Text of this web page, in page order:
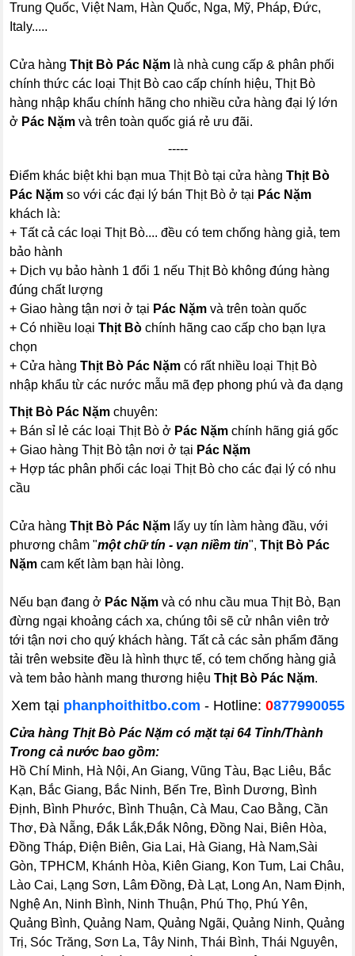
Trung Quốc, Việt Nam, Hàn Quốc, Nga, Mỹ, Pháp, Đức,
Italy.....
Cửa hàngThịt Bò Pác Nặm là nhà cung cấp & phân phối
chính thức các loại Thịt Bò cao cấp chính hiệu, Thịt Bò
hàng nhập khẩu chính hãng cho nhiều cửa hàng đại lý lớn
ở Pác Nặm và trên toàn quốc giá rẻ ưu đãi.
-----
Điểm khác biệt khi bạn mua Thịt Bò tại cửa hàngThịt Bò
Pác Nặm so với các đại lý bán Thịt Bò ở tại Pác Nặm
khách là:
+ Tất cả các loại Thịt Bò.... đều có tem chống hàng giả, tem
bảo hành
+ Dịch vụ bảo hành 1 đổi 1 nếu Thịt Bò không đúng hàng
đúng chất lượng
+ Giao hàng tận nơi ở tại Pác Nặm và trên toàn quốc
+ Có nhiều loạiThịt Bò chính hãng cao cấp cho bạn lựa
chọn
+ Cửa hàngThịt Bò Pác Nặm có rất nhiều loại Thịt Bò
nhập khẩu từ các nước mẫu mã đẹp phong phú và đa dạng
Thịt Bò Pác Nặmchuyên:
+ Bán sỉ lẻ các loại Thịt Bò ở Pác Nặm chính hãng giá gốc
+ Giao hàng Thịt Bò tận nơi ở tại Pác Nặm
+ Hợp tác phân phối các loại Thịt Bò cho các đại lý có nhu
cầu
Cửa hàngThịt Bò Pác Nặm lấy uy tín làm hàng đầu, với
phương châm "một chữ tín - vạn niềm tin",Thịt Bò Pác
Nặm cam kết làm bạn hài lòng.
Nếu bạn đang ở Pác Nặm và có nhu cầu mua Thịt Bò, Bạn
đừng ngại khoảng cách xa, chúng tôi sẽ cử nhân viên trở
tới tận nơi cho quý khách hàng. Tất cả các sản phẩm đăng
tải trên website đều là hình thực tế, có tem chống hàng giả
và tem bảo hành mang thương hiệuThịt Bò Pác Nặm.
Xem tại phanphoithitbo.com - Hotline: 0877990055
Cửa hàng Thịt Bò Pác Nặm có mặt tại 64 Tỉnh/Thành
Trong cả nước bao gồm:
Hồ Chí Minh, Hà Nội, An Giang, Vũng Tàu, Bạc Liêu, Bắc
Kạn, Bắc Giang, Bắc Ninh, Bến Tre, Bình Dương, Bình
Định, Bình Phước, Bình Thuận, Cà Mau, Cao Bằng, Cần
Thơ, Đà Nẵng, Đắk Lắk,Đắk Nông, Đồng Nai, Biên Hòa,
Đồng Tháp, Điện Biên, Gia Lai, Hà Giang, Hà Nam,Sài
Gòn, TPHCM, Khánh Hòa, Kiên Giang, Kon Tum, Lai Châu,
Lào Cai, Lạng Sơn, Lâm Đồng, Đà Lạt, Long An, Nam Định,
Nghệ An, Ninh Bình, Ninh Thuận, Phú Thọ, Phú Yên,
Quảng Bình, Quảng Nam, Quảng Ngãi, Quảng Ninh, Quảng
Trị, Sóc Trăng, Sơn La, Tây Ninh, Thái Bình, Thái Nguyên,